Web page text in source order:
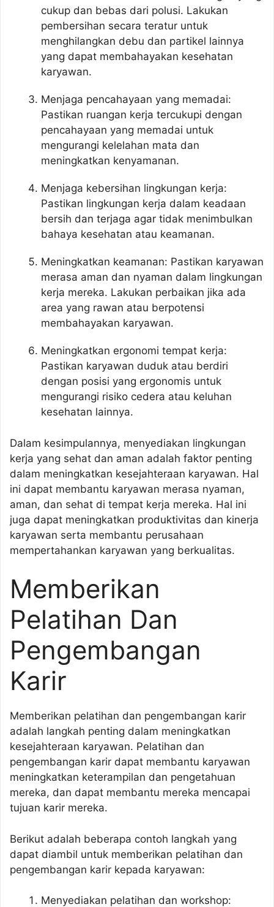
cukup dan bebas dari polusi. Lakukan
pembersihan secara teratur untuk
menghilangkan debu dan partikel lainnya
yang dapat membahayakan kesehatan
karyawan.
Menjaga pencahayaan yang memadai:
Pastikan ruangan kerja tercukupi dengan
pencahayaan yang memadai untuk
mengurangi kelelahan mata dan
meningkatkan kenyamanan.
Menjaga kebersihan lingkungan kerja:
Pastikan lingkungan kerja dalam keadaan
bersih dan terjaga agar tidak menimbulkan
bahaya kesehatan atau keamanan.
Meningkatkan keamanan: Pastikan karyawan
merasa aman dan nyaman dalam lingkungan
kerja mereka. Lakukan perbaikan jika ada
area yang rawan atau berpotensi
membahayakan karyawan.
Meningkatkan ergonomi tempat kerja:
Pastikan karyawan duduk atau berdiri
dengan posisi yang ergonomis untuk
mengurangi risiko cedera atau keluhan
kesehatan lainnya.
Dalam kesimpulannya, menyediakan lingkungan
kerja yang sehat dan aman adalah faktor penting
dalam meningkatkan kesejahteraan karyawan. Hal
ini dapat membantu karyawan merasa nyaman,
aman, dan sehat di tempat kerja mereka. Hal ini
juga dapat meningkatkan produktivitas dan kinerja
karyawan serta membantu perusahaan
mempertahankan karyawan yang berkualitas.
Memberikan
Pelatihan Dan
Pengembangan
Karir
Memberikan pelatihan dan pengembangan karir
adalah langkah penting dalam meningkatkan
kesejahteraan karyawan. Pelatihan dan
pengembangan karir dapat membantu karyawan
meningkatkan keterampilan dan pengetahuan
mereka, dan dapat membantu mereka mencapai
tujuan karir mereka.
Berikut adalah beberapa contoh langkah yang
dapat diambil untuk memberikan pelatihan dan
pengembangan karir kepada karyawan:
Menyediakan pelatihan dan workshop: